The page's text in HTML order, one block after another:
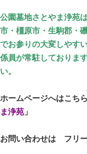
公園墓地さとやま浄苑
市・橿原市・生駒郡・
でお参りの大変しやす
係員が常駐しておりま
い。
ホームページへはこ
ま浄苑 」
お問い合わせは フ